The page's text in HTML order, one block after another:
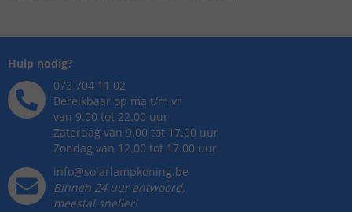
Hulp nodig?
073 704 11 02
Bereikbaar op ma t/m vr
van 9.00 tot 22.00 uur
Zaterdag van 9.00 tot 17.00 uur
Zondag van 12.00 tot 17.00 uur
info@solarlampkoning.be
Binnen 24 uur antwoord,
meestal sneller!